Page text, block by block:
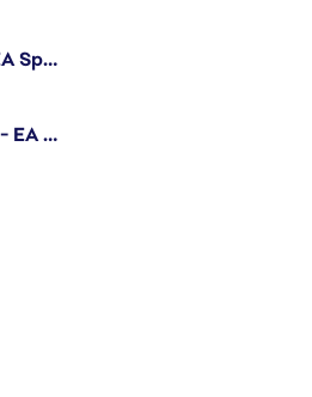
Machine Learning Engineer - EA Sports FC
Generalist Software Engineer - EA Sports FC